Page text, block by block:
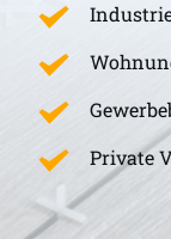
Private